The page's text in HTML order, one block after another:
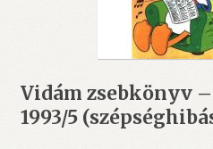
Vidám zsebkönyv
1993/5